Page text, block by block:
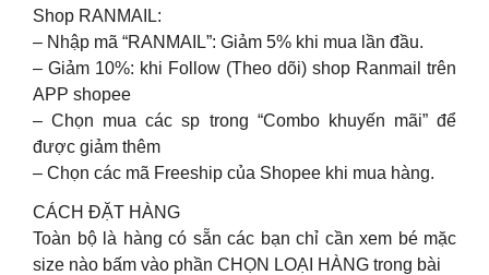
Shop RANMAIL:
– Nhập mã “RANMAIL”: Giảm 5% khi mua lần đầu.
– Giảm 10%: khi Follow (Theo dõi) shop Ranmail trên
APP shopee
– Chọn mua các sp trong “Combo khuyến mãi” để
được giảm thêm
– Chọn các mã Freeship của Shopee khi mua hàng.
CÁCH ĐẶT HÀNG
Toàn bộ là hàng có sẵn các bạn chỉ cần xem bé mặc
size nào bấm vào phần CHỌN LOẠI HÀNG trong bài